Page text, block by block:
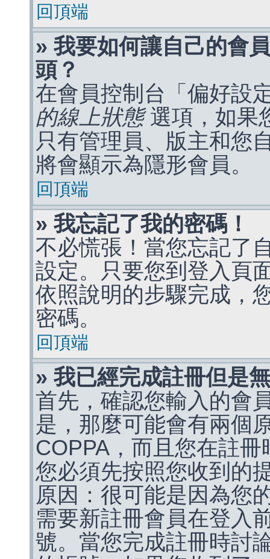
回頂端
» 我要如何讓自己的會
頭？
在會員控制台「偏好設
的線上狀態選項，如果
只有管理員、版主和您
將會顯示為隱形會員。
回頂端
» 我忘記了我的密碼！
不必慌張！當您忘記了
設定。只要您到登入頁
依照說明的步驟完成，
密碼。
回頂端
» 我已經完成註冊但是
首先，確認您輸入的會
是，那麼可能會有兩個
COPPA，而且您在註
您必須先按照您收到的
原因：很可能是因為您
需要新註冊會員在登入
號。當您完成註冊時討